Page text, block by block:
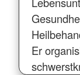
Er